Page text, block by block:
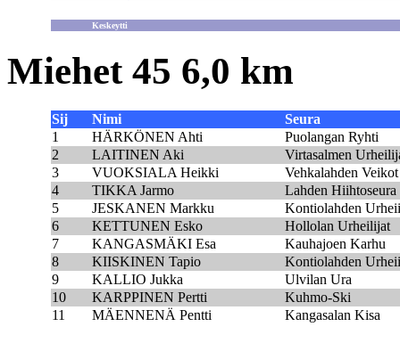
Keskeytti
Miehet 45 6,0 km
Sij Nimi
Seura
1
HÄRKÖNEN Ahti
Puolangan Ryhti
2
LAITINEN Aki
Virtasalmen
3
VUOKSIALA Heikki
Vehkalahden Veikot
4
TIKKA Jarmo
Lahden Hiihtoseura
5
JESKANEN Markku
Kontiolahden
6
KETTUNEN Esko
Hollolan Urheilijat
7
KANGASMÄKI Esa
Kauhajoen Karhu
8
KIISKINEN Tapio
Kontiolahden
9
KALLIO Jukka
Ulvilan Ura
10
KARPPINEN Pertti
Kuhmo-Ski
11
MÄENNENÄ Pentti Kangasalan Kisa